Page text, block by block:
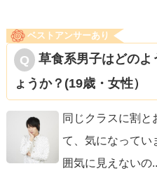
ベストアンサーあり
草食系男子はどのよ
ょうか？(19歳・女性）
同じクラスに割と
て、気になってい
囲気に見えないの